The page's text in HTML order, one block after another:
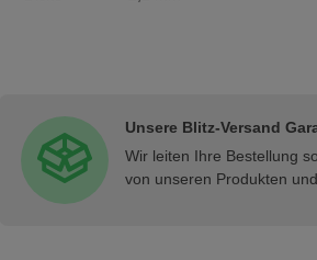
Unsere Blitz-Versand
Wir leiten Ihre Bestellung
von unseren Produkten